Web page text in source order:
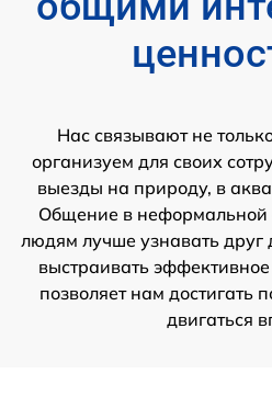
Нас связывают не
организуем для своих
выезды на природу, в
Общение в неформальной
людям лучше узнавать друг
выстраивать
позволяет нам достигать
двигаться